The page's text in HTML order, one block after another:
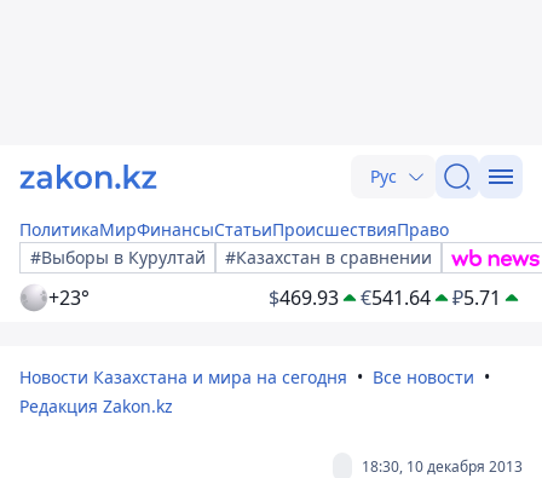
Рус
ПолитикаМирФинансыСтатьиПроисшествияПраво
#Выборы в Курултай
#Казахстан в сравнении
+23° $469.93 €541.64 ₽5.71
Новости Казахстана и мира на сегодня
Все новости
Редакция Zakon.kz
18:30, 10 декабря 2013